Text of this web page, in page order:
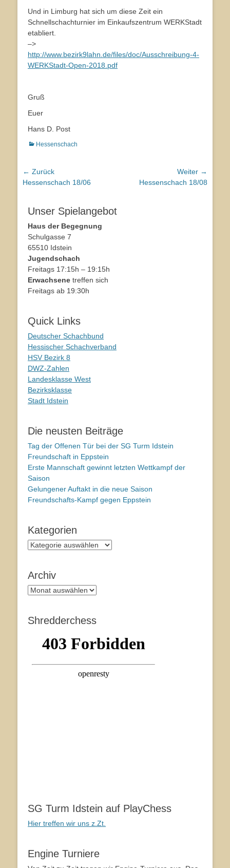
Und in Limburg hat sich um diese Zeit ein
Schnellschachturnier im Einkaufszentrum WERKStadt
etabliert.
–>
http://www.bezirk9lahn.de/files/doc/Ausschreibung-4-
WERKStadt-Open-2018.pdf
Gruß
Euer
Hans D. Post
Kategorien
Hessenschach
Beitragsnavigation
← Zurück
Vorhergehender
Hessenschach 18/06
Weiter →
NächsterHessenschach 18/08
Unser Spielangebot
Haus der Begegnung
Schulgasse 7
65510 Idstein
Jugendschach
Freitags 17:15h – 19:15h
Erwachsene treffen sich
Freitags ab 19:30h
Quick Links
Deutscher Schachbund
Hessischer Schachverband
HSV Bezirk 8
DWZ-Zahlen
Landesklasse West
Bezirksklasse
Stadt Idstein
Die neusten Beiträge
Tag der Offenen Tür bei der SG Turm Idstein
Freundschaft in Eppstein
Erste Mannschaft gewinnt letzten Wettkampf der
Saison
Gelungener Auftakt in die neue Saison
Freundschafts-Kampf gegen Eppstein
Kategorien
Kategorien
Archiv
Archiv
Shredderchess
SG Turm Idstein auf PlayChess
Hier treffen wir uns z.Zt.
Engine Turniere